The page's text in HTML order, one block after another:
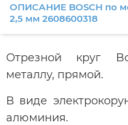
ОПИСАНИЕ BOSCH по
2,5 мм 2608600318
Отрезной круг
металлу, прямой.
В виде
алюминия.